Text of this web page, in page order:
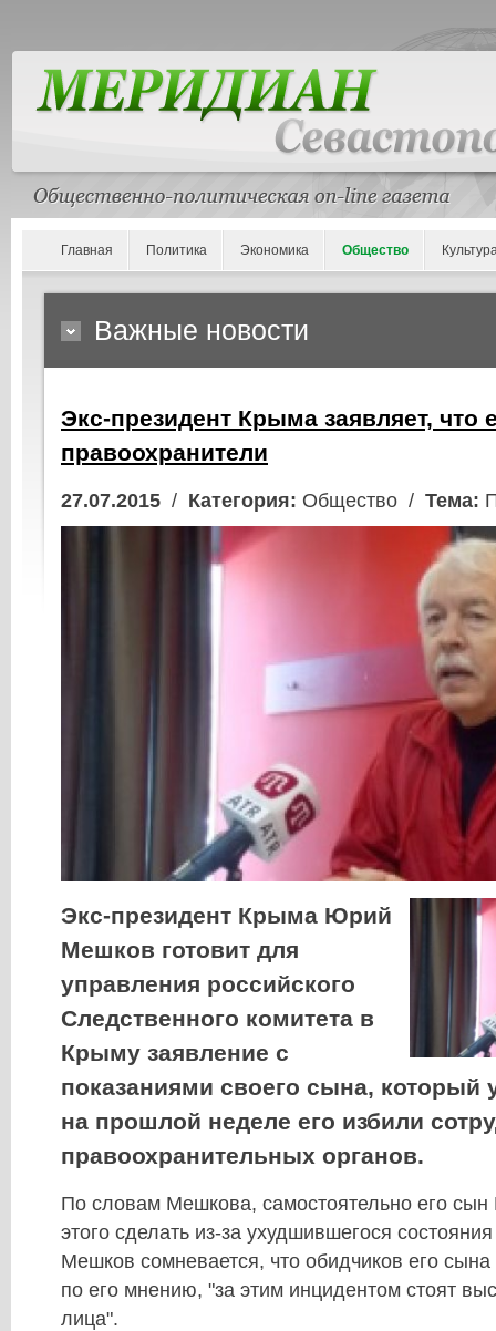
Главная Политика Экономика Общество
Важные новости
Экс-президент Крыма заявляет, что
правоохранители
27.07.2015 / Категория: Общество / Тема:
Экс-президент Крыма Юрий
Мешков готовит для
управления российского
Следственного комитета в
Крыму заявление с
показаниями своего сына, который
на прошлой неделе его избили
правоохранительных органов.
По словам Мешкова, самостоятельно его
этого сделать из-за ухудшившегося
Мешков сомневается, что обидчиков его сына
по его мнению, "за этим инцидентом стоят
лица".